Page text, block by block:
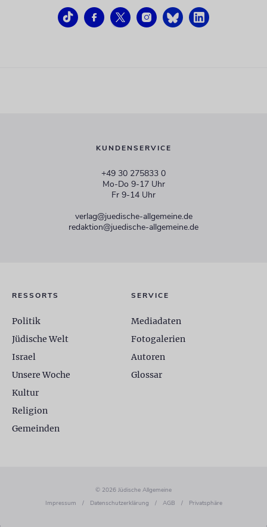
KUNDENSERVICE
+49 30 275833 0
Mo-Do 9-17 Uhr
Fr 9-14 Uhr
verlag@juedische-allgemeine.de
redaktion@juedische-allgemeine.de
RESSORTS
Politik
Jüdische Welt
Israel
Unsere Woche
Kultur
Religion
Gemeinden
SERVICE
Mediadaten
Fotogalerien
Autoren
Glossar
© 2026 Jüdische Allgemeine
Impressum
/ Datenschutzerklärung / AGB / Privatsphäre